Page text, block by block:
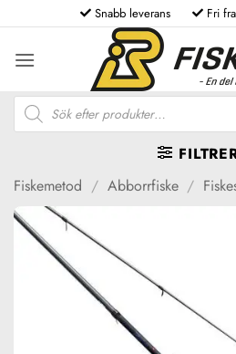
to
content
Snabb leverans Fri
Produktsökning
Fiskemetod / Abborrfiske /